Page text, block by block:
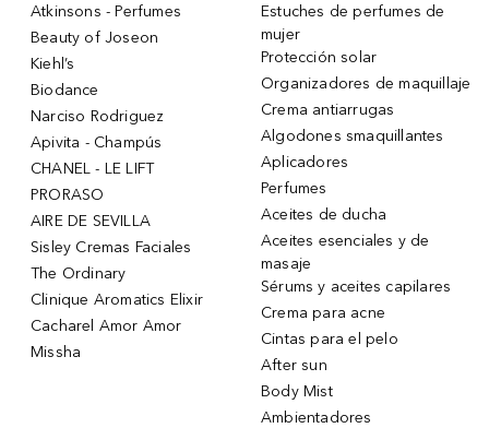
Atkinsons - Perfumes
Beauty of Joseon
Kiehl’s
Biodance
Narciso Rodriguez
Apivita - Champús
CHANEL - LE LIFT
PRORASO
AIRE DE SEVILLA
Sisley Cremas Faciales
The Ordinary
Clinique Aromatics Elixir
Cacharel Amor Amor
Missha
Estuches de perfumes de
mujer
Protección solar
Organizadores de maquillaje
Crema antiarrugas
Algodones smaquillantes
Aplicadores
Perfumes
Aceites de ducha
Aceites esenciales y de
masaje
Sérums y aceites capilares
Crema para acne
Cintas para el pelo
After sun
Body Mist
Ambientadores